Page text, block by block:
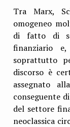
Tra Marx,
omogeneo
di fatto di
finanziario
soprattutto
discorso è
assegnato
conseguente
del settore
neoclassica